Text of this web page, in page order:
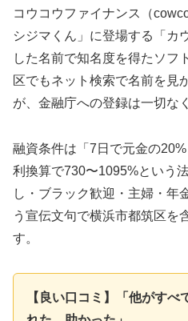
コウコウファイナンス（
シジマくん」に登場する「カ
した名前で知名度を得たソフ
区でもネット検索で名前を見
が、金融庁への登録は一切な
融資条件は「7日で元金の
利換算で730〜1095%という
し・ブラック歓迎・主婦・年
う宣伝文句で横浜市都筑区を
す。
【良い口コミ】「他がすべ